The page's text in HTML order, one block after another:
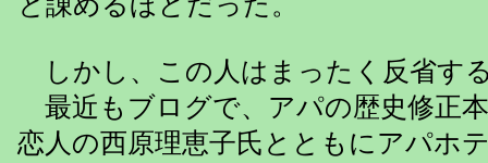
しかし、この人はまったく反省す
最近もブログで、アパの歴史修正
恋人の西原理恵子氏とともにアパホ